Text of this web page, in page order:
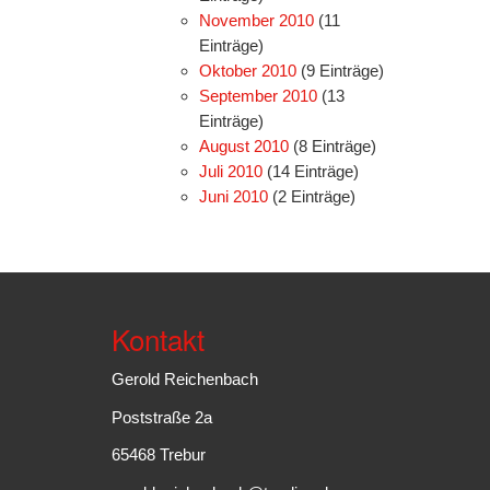
November 2010 (11
Einträge)
Oktober 2010 (9 Einträge)
September 2010 (13
Einträge)
August 2010 (8 Einträge)
Juli 2010 (14 Einträge)
Juni 2010 (2 Einträge)
Kontakt
Gerold Reichenbach
Poststraße 2a
65468 Trebur